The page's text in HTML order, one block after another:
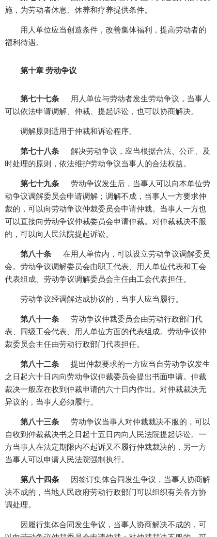
施，为劳动者休息、休养和疗养提供条件。
用人单位应当创造条件，改善集体福利，提高劳动者的
福利待遇。
第十章 劳动争议
第七十七条
用人单位与劳动者发生劳动争议，当事人
可以依法申请调解、仲裁、提起诉讼，也可以协商解决。
调解原则适用于仲裁和诉讼程序。
第七十八条
解决劳动争议，应当根据合法、公正、及
时处理的原则，依法维护劳动争议当事人的合法权益。
第七十九条
劳动争议发生后，当事人可以向本单位劳
动争议调解委员会申请调解；调解不成，当事人一方要求仲
裁的，可以向劳动争议仲裁委员会申请仲裁。当事人一方也
可以直接向劳动争议仲裁委员会申请仲裁。对仲裁裁决不服
的，可以向人民法院提起诉讼。
第八十条
在用人单位内，可以设立劳动争议调解委员
会。劳动争议调解委员会由职工代表、用人单位代表和工会
代表组成。劳动争议调解委员会主任由工会代表担任。
劳动争议经调解达成协议的，当事人应当履行。
第八十一条
劳动争议仲裁委员会由劳动行政部门代
表、同级工会代表、用人单位方面的代表组成。劳动争议仲
裁委员会主任由劳动行政部门代表担任。
第八十二条
提出仲裁要求的一方应当自劳动争议发生
之日起六十日内向劳动争议仲裁委员会提出书面申请。仲裁
裁决一般应在收到仲裁申请的六十日内作出。对仲裁裁决无
异议的，当事人必须履行。
第八十三条
劳动争议当事人对仲裁裁决不服的，可以
自收到仲裁裁决书之日起十五日内向人民法院提起诉讼。一
方当事人在法定期限内不起诉又不履行仲裁裁决的，另一方
当事人可以申请人民法院强制执行。
第八十四条
因签订集体合同发生争议，当事人协商解
决不成的，当地人民政府劳动行政部门可以组织有关各方协
调处理。
因履行集体合同发生争议，当事人协商解决不成的，可